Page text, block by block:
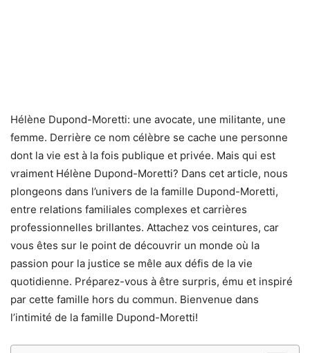
Hélène Dupond-Moretti: une avocate, une militante, une
femme. Derrière ce nom célèbre se cache une personne
dont la vie est à la fois publique et privée. Mais qui est
vraiment Hélène Dupond-Moretti? Dans cet article, nous
plongeons dans l’univers de la famille Dupond-Moretti,
entre relations familiales complexes et carrières
professionnelles brillantes. Attachez vos ceintures, car
vous êtes sur le point de découvrir un monde où la
passion pour la justice se mêle aux défis de la vie
quotidienne. Préparez-vous à être surpris, ému et inspiré
par cette famille hors du commun. Bienvenue dans
l’intimité de la famille Dupond-Moretti!